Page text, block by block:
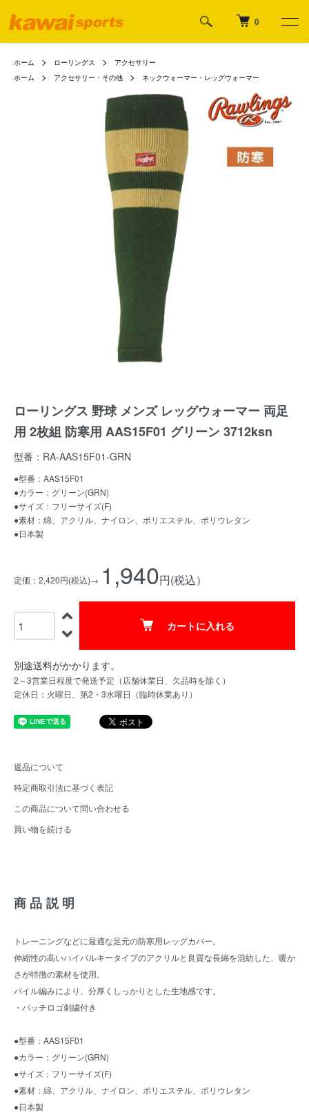
0
ホーム ローリングス
アクセサリー
ホーム
アクセサリー・その他 ネックウォーマー・レッグウォーマー
商品説明
トレーニングなどに最適な足元の防寒用レッグカバー。
伸縮性の高いハイバルキータイプのアクリルと良質な長綿を混紡した、暖か
さが特徴の素材を使用。
パイル編みにより、分厚くしっかりとした生地感です。
・パッチロゴ刺繍付き
●型番：AAS15F01
●カラー：グリーン(GRN)
●サイズ：フリーサイズ(F)
●素材：綿、アクリル、ナイロン、ポリエステル、ポリウレタン
●日本製
ローリングス 野球 メンズ レッグウォーマー 両足
用 2枚組 防寒用 AAS15F01 グリーン 3712ksn
型番：RA-AAS15F01-GRN
●型番：AAS15F01
●カラー：グリーン(GRN)
●サイズ：フリーサイズ(F)
●素材：綿、アクリル、ナイロン、ポリエステル、ポリウレタン
●日本製
定価：2,420円(税込)→ 1,940円(税込）
カートに入れる
別途送料がかかります。
2～3営業日程度で発送予定（店舗休業日、欠品時を除く）
定休日：火曜日、第2・3水曜日（臨時休業あり）
返品について
特定商取引法に基づく表記
この商品について問い合わせる
買い物を続ける